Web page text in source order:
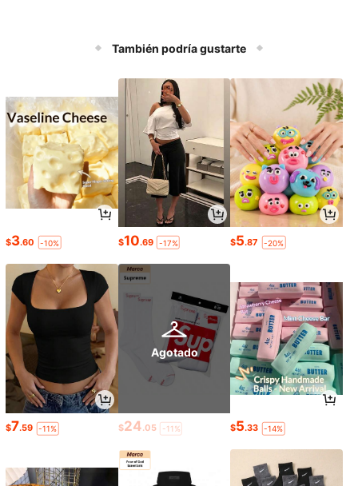
También podría gustarte
$3.60 -10% $10.69 -17% $5.87 -20%
$7.59 -11%
Agotado
$24.05 -11% $5.33 -14%